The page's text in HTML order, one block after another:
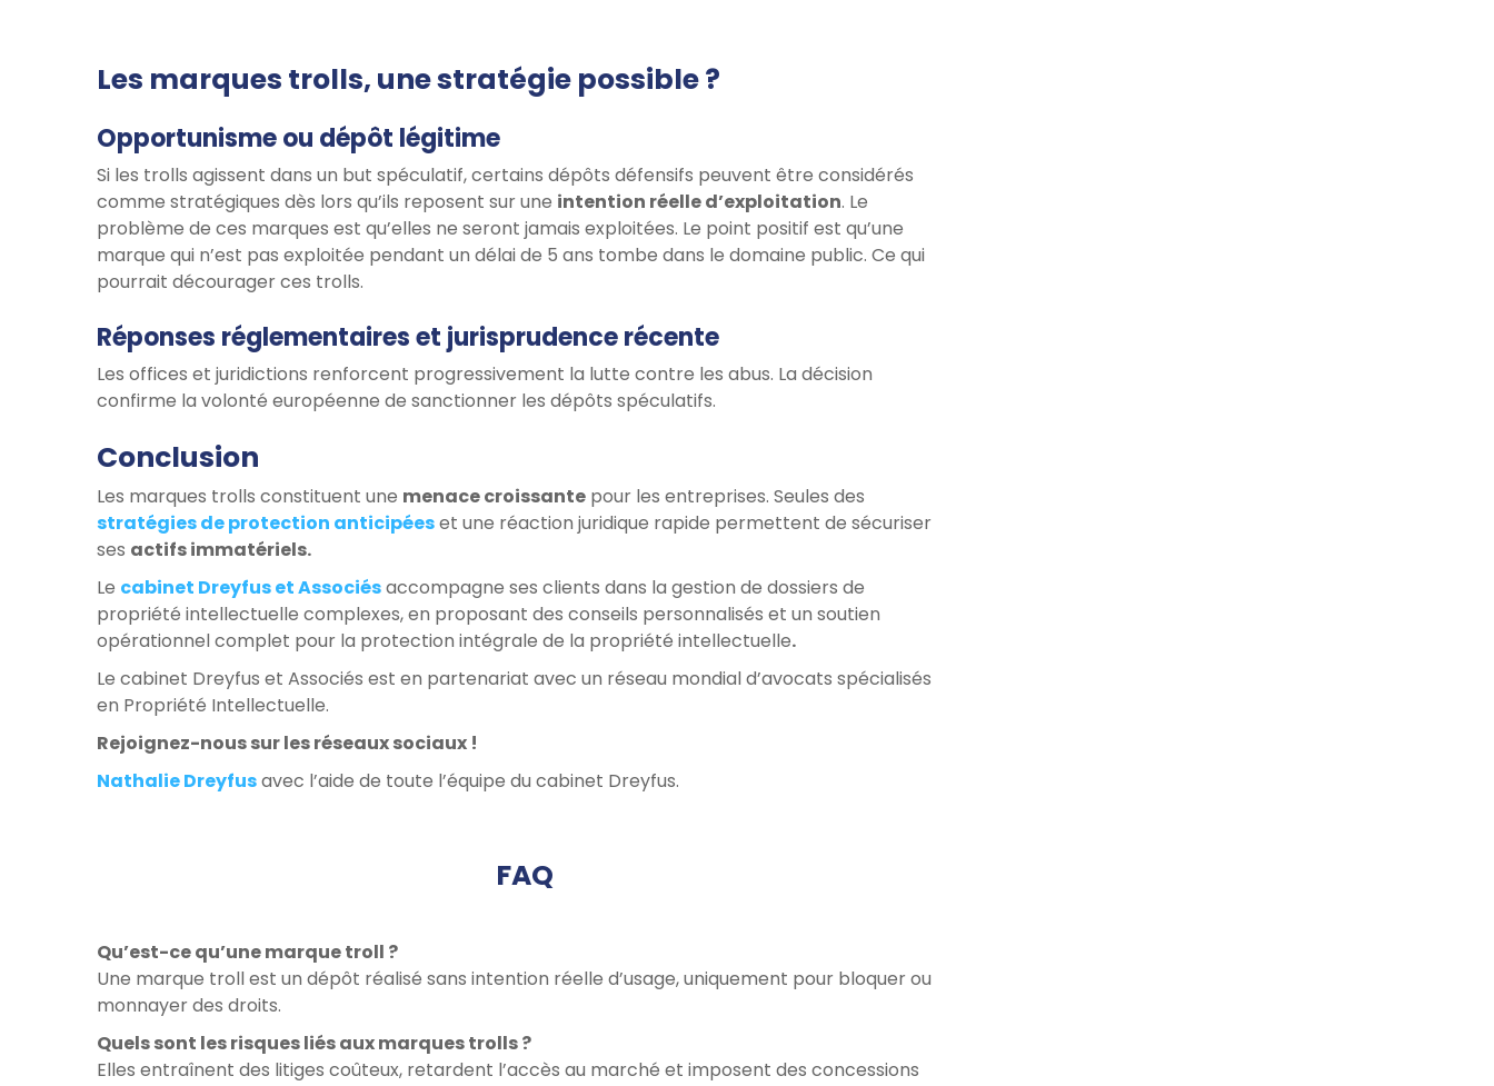
Les marques trolls, une stratégie possible ?
Opportunisme ou dépôt légitime
Si les trolls agissent dans un but spéculatif, certains dépôts défensifs peuvent être considérés
comme stratégiques dès lors qu’ils reposent sur une intention réelle d’exploitation. Le
problème de ces marques est qu’elles ne seront jamais exploitées. Le point positif est qu’une
marque qui n’est pas exploitée pendant un délai de 5 ans tombe dans le domaine public. Ce qui
pourrait décourager ces trolls.
Réponses réglementaires et jurisprudence récente
Les offices et juridictions renforcent progressivement la lutte contre les abus. La décision
confirme la volonté européenne de sanctionner les dépôts spéculatifs.
Conclusion
Les marques trolls constituent une menace croissante pour les entreprises. Seules des
stratégies de protection anticipéeset une réaction juridique rapide permettent de sécuriser
ses actifs immatériels.
Le cabinet Dreyfus et Associésaccompagne ses clients dans la gestion de dossiers de
propriété intellectuelle complexes, en proposant des conseils personnalisés et un soutien
opérationnel complet pour la protection intégrale de la propriété intellectuelle.
Le cabinet Dreyfus et Associés est en partenariat avec un réseau mondial d’avocats spécialisés
en Propriété Intellectuelle.
Rejoignez-nous sur les réseaux sociaux !
Nathalie Dreyfusavec l’aide de toute l’équipe du cabinet Dreyfus.
FAQ
Qu’est-ce qu’une marque troll ?
Une marque troll est un dépôt réalisé sans intention réelle d’usage, uniquement pour bloquer ou
monnayer des droits.
Quels sont les risques liés aux marques trolls ?
Elles entraînent des litiges coûteux, retardent l’accès au marché et imposent des concessions